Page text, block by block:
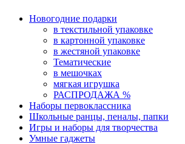
Новогодние подарки
в текстильной упаковке
в картонной упаковке
в жестяной упаковке
Тематические
в мешочках
мягкая игрушка
РАСПРОДАЖА %
Наборы первоклассника
Школьные ранцы, пеналы, папки
Игры и наборы для творчества
Умные гаджеты